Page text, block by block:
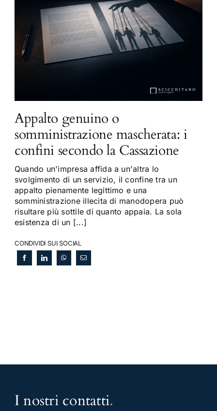
Appalto genuino o
somministrazione mascherata: i
confini secondo la Cassazione
Quando un'impresa affida a un'altra lo
svolgimento di un servizio, il confine tra un
appalto pienamente legittimo e una
somministrazione illecita di manodopera può
risultare più sottile di quanto appaia. La sola
esistenza di un [...]
CONDIVIDI SUI SOCIAL
I nostri contatti.